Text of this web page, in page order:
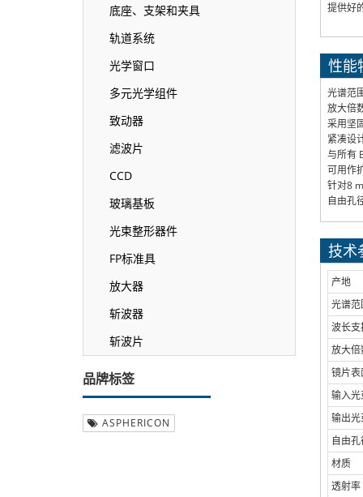
底座、支架和夹具
轨道系统
光学窗口
多元光学组件
致动器
滤波片
CCD
玻璃基板
光束整形器件
FP标准具
放大器
斩波器
斩波片
品牌标签
ASPHERICON
提供好
性能
光谱范
放大倍
采用坚
紧凑设
与所有
可用作
针对8
自由孔
技术
产地
光谱范
波长支
放大倍
镜片
输入
输出
自由孔
材质
透射率